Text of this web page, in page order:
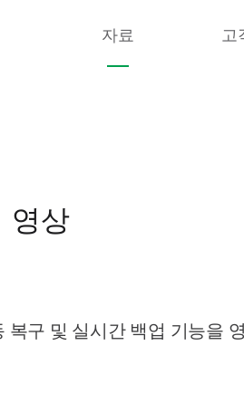
자료 고
영상
구 및 실시간 백업 기능을